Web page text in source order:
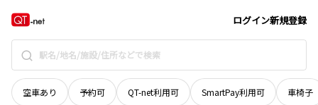
ログイン新規登録
空車あり 予約可 QT-net利用可 SmartPay利用可 車椅子
北海道